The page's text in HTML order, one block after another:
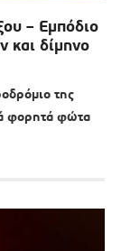
– Εμπόδιο
και δίμηνο
της
φορητά φώτα